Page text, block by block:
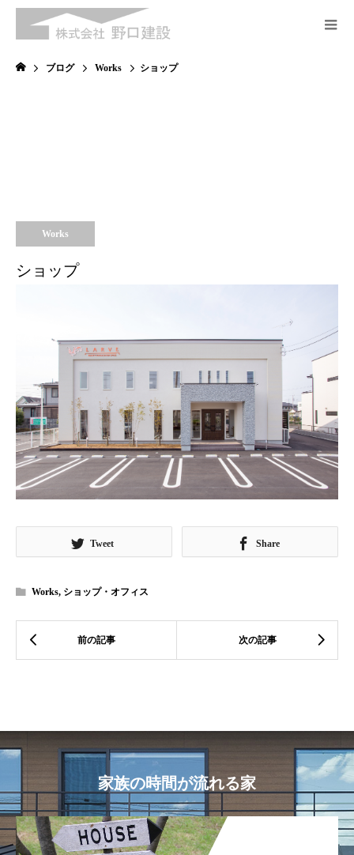
ブログ Works ショップ
Works
ショップ
Tweet Share
Works, ショップ・オフィス
家族の時間が流れる家